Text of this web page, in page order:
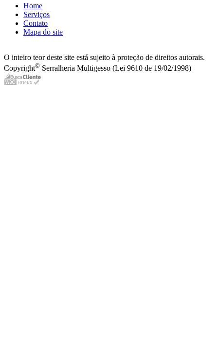
Home
Serviços
Contato
Mapa do site
O inteiro teor deste site está sujeito à proteção de direitos autorais.
Copyright© Serralheria Multigesso (Lei 9610 de 19/02/1998)